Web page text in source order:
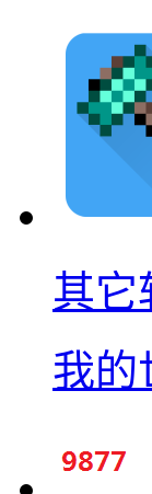
其它
我的